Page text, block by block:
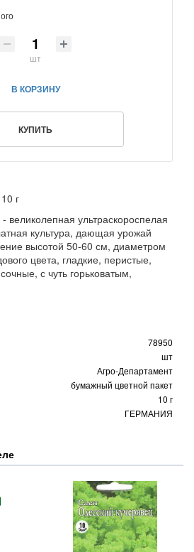
шт
В КОРЗИНУ
КУПИТЬ
г
великолепная ультраскороспелая
культура, дающая урожай
высотой 50-60 см, диаметром
цвета, гладкие, перистые,
с чуть горьковатым,
78950
шт
Агро-Департамент
бумажный цветной пакет
10 г
ГЕРМАНИЯ